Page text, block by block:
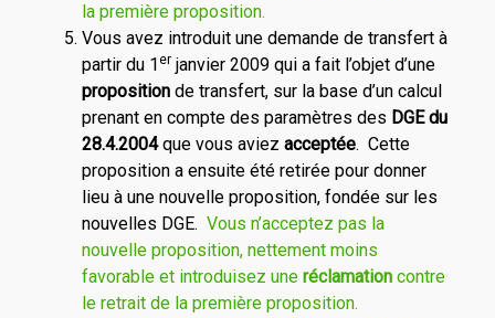
la première proposition.
Vous avez introduit une demande de transfert à
partir du 1erjanvier 2009 qui a fait l’objet d’une
propositionde transfert, sur la base d’un calcul
prenant en compte des paramètres des DGE du
28.4.2004que vous aviez acceptée. Cette
proposition a ensuite été retirée pour donner
lieu à une nouvelle proposition, fondée sur les
nouvelles DGE. Vous n’acceptez pas la
nouvelle proposition, nettement moins
favorable et introduisez une réclamationcontre
le retrait de la première proposition.